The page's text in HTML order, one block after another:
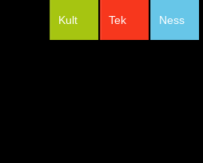
Ness
Tek
Kult